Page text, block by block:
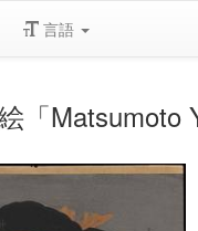
言語
「Matsumoto